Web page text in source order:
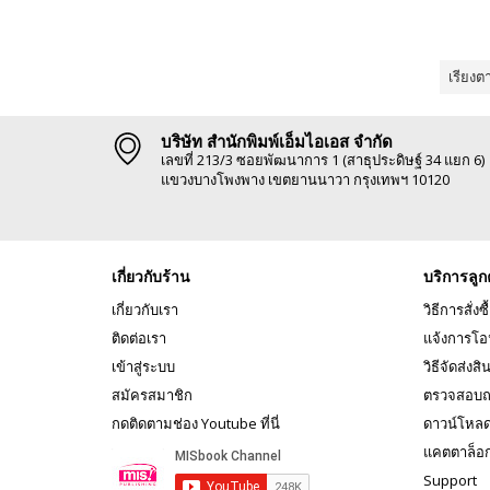
เรียง
บริษัท สำนักพิมพ์เอ็มไอเอส จำกัด
เลขที่ 213/3 ซอยพัฒนาการ 1 (สาธุประดิษฐ์ 34 แยก 6)
แขวงบางโพงพาง เขตยานนาวา กรุงเทพฯ 10120
เกี่ยวกับร้าน
เกี่ยวกับเรา
ติดต่อเรา
เข้าสู่ระบบ
สมัครสมาชิก
กดติดตามช่อง Youtube ที่นี่
บริการลู
วิธีการสั่ง
แจ้งการโ
วิธีจัดส่งสิ
ตรวจสอบ
ดาวน์โหล
แคตตาล็อ
Support